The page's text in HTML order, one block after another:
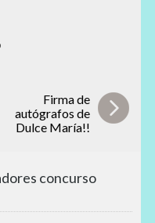
Firma de
autógrafos de
Dulce María!!
concurso